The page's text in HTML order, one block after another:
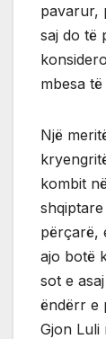
pavarur,
saj do të
mbesa
Një
kombit
përçarë,
ajo botë
sot e
ëndërr e
Gjon Luli